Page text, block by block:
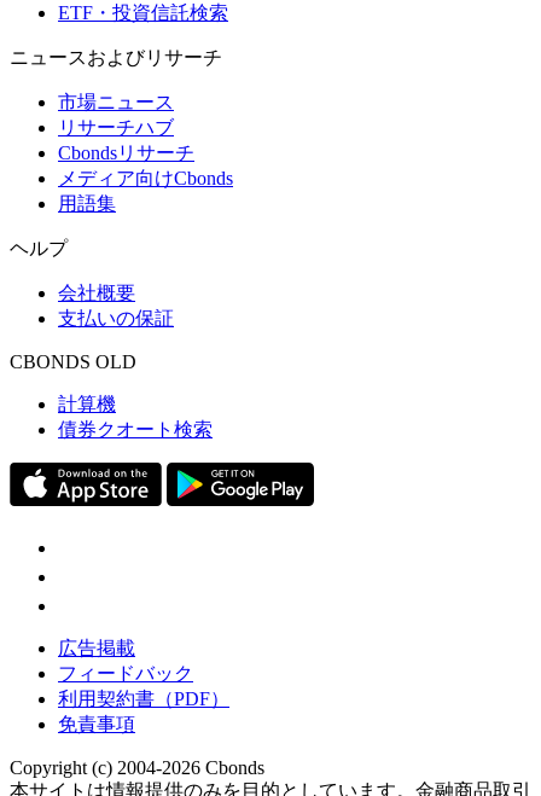
ETF・投資信託検索
ニュースおよびリサーチ
市場ニュース
リサーチハブ
Cbondsリサーチ
メディア向けCbonds
用語集
ヘルプ
会社概要
支払いの保証
CBONDS OLD
計算機
債券クオート検索
広告掲載
フィードバック
利用契約書（PDF）
免責事項
Copyright (c) 2004-2026 Cbonds
本サイトは情報提供のみを目的としています。金融商品取引